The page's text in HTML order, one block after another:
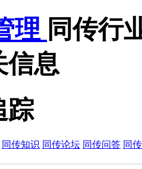
理 同传行
信息
踪
同传知识 同传论坛 同传问答 同